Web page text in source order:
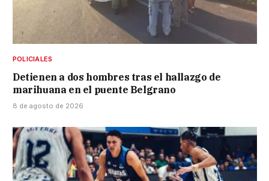
POLICIALES
Detienen a dos hombres tras el hallazgo de
marihuana en el puente Belgrano
8 de agosto de 2026